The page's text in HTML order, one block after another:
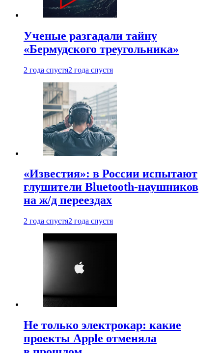
Ученые разгадали тайну
«Бермудского треугольника»
2 года спустя2 года спустя
«Известия»: в России испытают
глушители Bluetooth-наушников
на ж/д переездах
2 года спустя2 года спустя
Не только электрокар: какие
проекты Apple отменяла